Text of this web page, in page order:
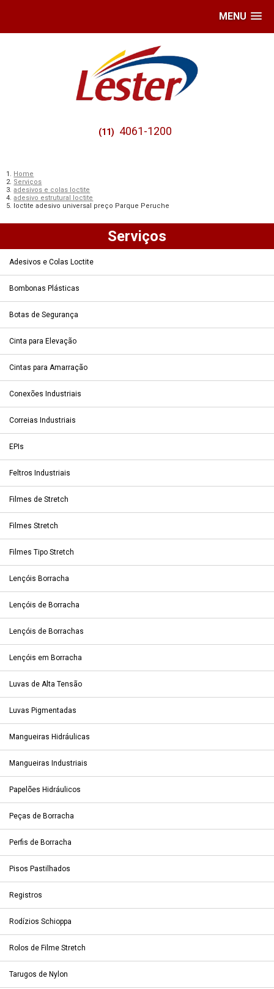
MENU
(11) 4061-1200
Home
Serviços
adesivos e colas loctite
adesivo estrutural loctite
loctite adesivo universal preço Parque Peruche
Serviços
Adesivos e Colas Loctite
Bombonas Plásticas
Botas de Segurança
Cinta para Elevação
Cintas para Amarração
Conexões Industriais
Correias Industriais
EPIs
Feltros Industriais
Filmes de Stretch
Filmes Stretch
Filmes Tipo Stretch
Lençóis Borracha
Lençóis de Borracha
Lençóis de Borrachas
Lençóis em Borracha
Luvas de Alta Tensão
Luvas Pigmentadas
Mangueiras Hidráulicas
Mangueiras Industriais
Papelões Hidráulicos
Peças de Borracha
Perfis de Borracha
Pisos Pastilhados
Registros
Rodízios Schioppa
Rolos de Filme Stretch
Tarugos de Nylon